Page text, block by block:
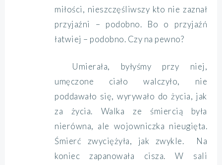
miłości, nieszczęśliwszy kto nie zaznał
przyjaźni – podobno. Bo o przyjaźń
łatwiej – podobno. Czy na pewno?
Umierała, byłyśmy przy niej,
umęczone ciało walczyło, nie
poddawało się, wyrywało do życia, jak
za życia. Walka ze śmiercią była
nierówna, ale wojowniczka nieugięta.
Śmierć zwyciężyła, jak zwykle. Na
koniec zapanowała cisza. W sali